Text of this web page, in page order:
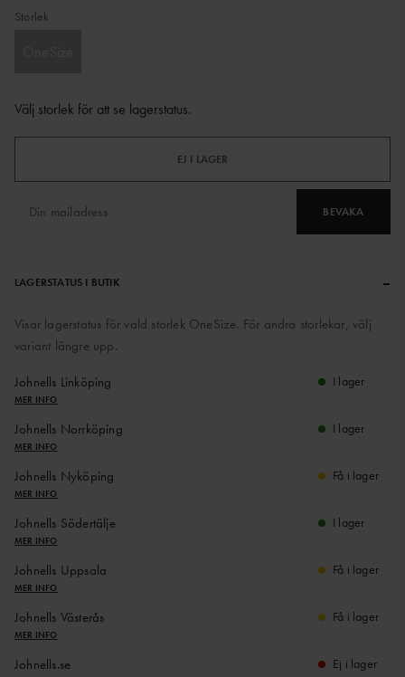
Storlek
Välj storlek för att se lagerstatus.
EJ I LAGER
BEVAKA
LAGERSTATUS I BUTIK –
Visar lagerstatus för vald storlek OneSize. För andra storlekar, välj
variant längre upp.
Johnells Linköping
MER INFO
I lager
Johnells Norrköping
MER INFO
I lager
Johnells Nyköping
MER INFO
Få i lager
Johnells Södertälje
MER INFO
I lager
Johnells Uppsala
MER INFO
Få i lager
Johnells Västerås
MER INFO
Få i lager
Johnells.se Ej i lager